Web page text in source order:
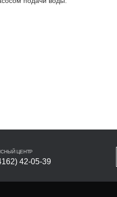
ЦЕНТР
42-05-39